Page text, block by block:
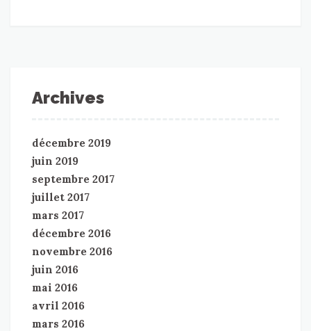
Archives
décembre 2019
juin 2019
septembre 2017
juillet 2017
mars 2017
décembre 2016
novembre 2016
juin 2016
mai 2016
avril 2016
mars 2016